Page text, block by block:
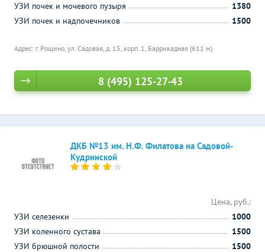
Адрес: г. Рощино, ул. Садовая, д. 15, корп. 1, Баррикадная (611 м)
УЗИ почек и мочевого пузыря
1380
УЗИ почек и надпочечников
1500
8 (495) 125-27-43
ДКБ №13 им. Н.Ф. Филатова на Садовой-
Кудринской
Цена, руб.:
УЗИ селезенки
1000
УЗИ коленного сустава
1500
УЗИ брюшной полости
1500